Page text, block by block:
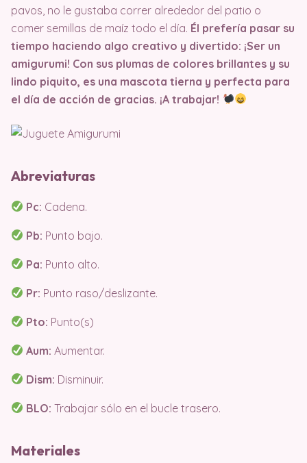
pavos, no le gustaba correr alrededor del patio o
comer semillas de maíz todo el día. Él prefería pasar su
tiempo haciendo algo creativo y divertido: ¡Ser un
amigurumi! Con sus plumas de colores brillantes y su
lindo piquito, es una mascota tierna y perfecta para
el día de acción de gracias. ¡A trabajar!
Abreviaturas
Pc: Cadena.
Pb: Punto bajo.
Pa: Punto alto.
Pr: Punto raso/deslizante.
Pto: Punto(s)
Aum: Aumentar.
Dism: Disminuir.
BLO: Trabajar sólo en el bucle trasero.
Materiales